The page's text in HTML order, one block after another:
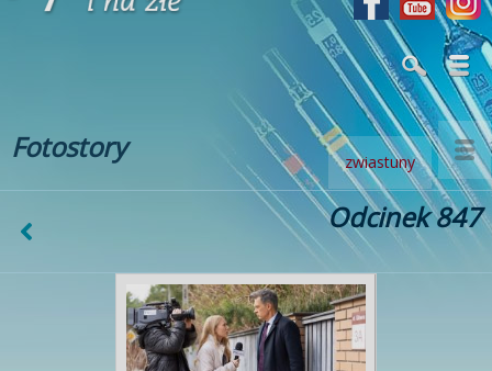
Fotostory zwiastuny
Odcinek 847